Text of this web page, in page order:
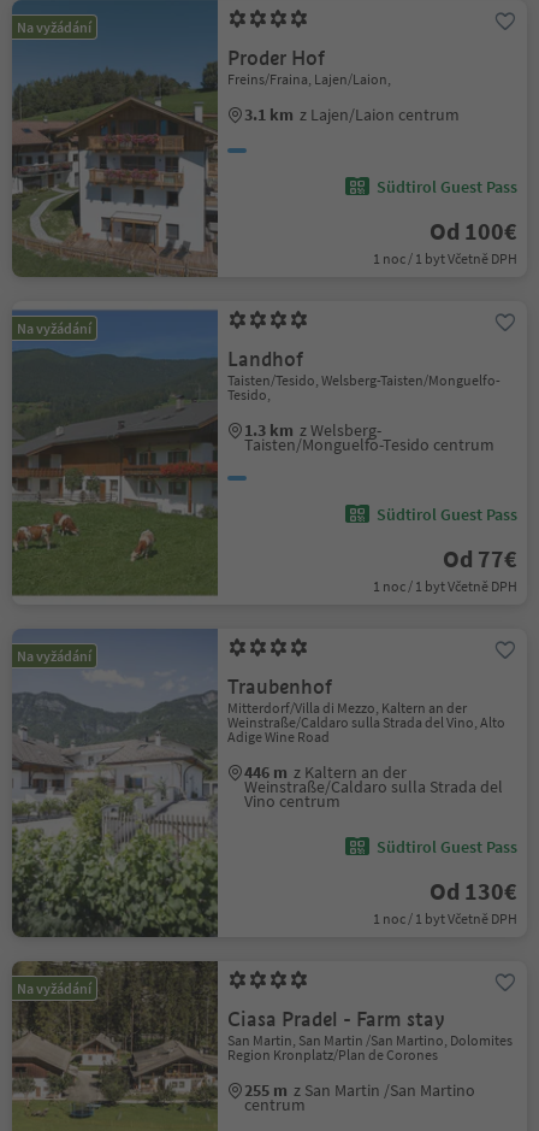
Na vyžádání
Proder Hof
Freins/Fraina, Lajen/Laion,
3.1 km z Lajen/Laion centrum
Südtirol Guest Pass
Od 100€
1 noc / 1 byt Včetně DPH
Na vyžádání
Landhof
Taisten/Tesido, Welsberg-Taisten/Monguelfo-
Tesido,
1.3 km z Welsberg-
Taisten/Monguelfo-Tesido centrum
Südtirol Guest Pass
Od 77€
1 noc / 1 byt Včetně DPH
Na vyžádání
Traubenhof
Mitterdorf/Villa di Mezzo, Kaltern an der
Weinstraße/Caldaro sulla Strada del Vino, Alto
Adige Wine Road
446 m z Kaltern an der
Weinstraße/Caldaro sulla Strada del
Vino centrum
Südtirol Guest Pass
Od 130€
1 noc / 1 byt Včetně DPH
Na vyžádání
Ciasa Pradel - Farm stay
San Martin, San Martin /San Martino, Dolomites
Region Kronplatz/Plan de Corones
255 m z San Martin /San Martino
centrum